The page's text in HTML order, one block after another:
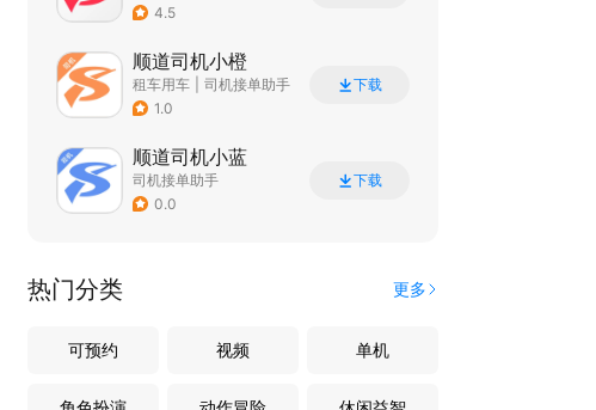
4.5
顺道司机小橙
租车用车
司机接单助手
1.0
下载
顺道司机小蓝
司机接单助手
0.0
下载
热门分类 更多
可预约 视频 单机